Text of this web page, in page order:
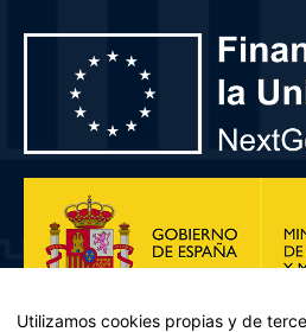
Utilizamos cookies propias y de